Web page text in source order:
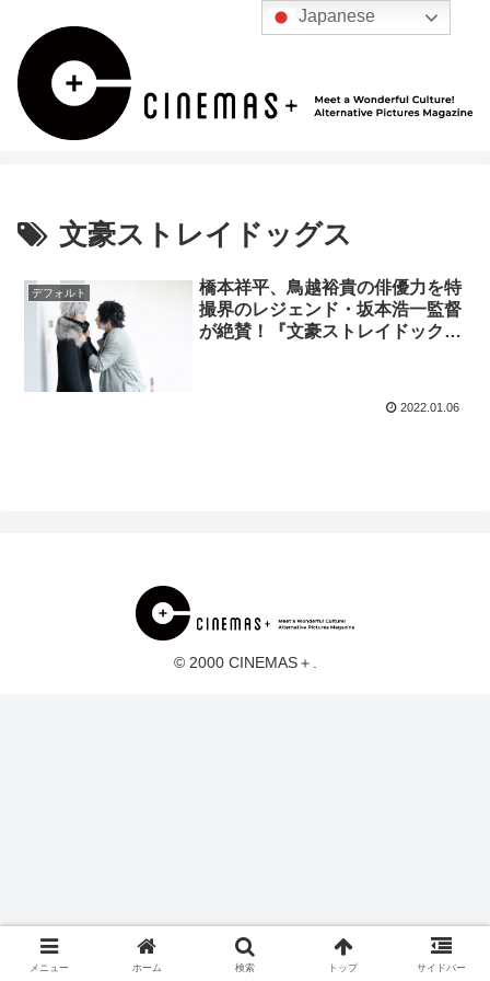
文豪ストレイドッグス
デフォルト
橋本祥平、鳥越裕貴の俳優力を特
撮界のレジェンド・坂本浩一監督
が絶賛！『文豪ストレイドックス
2022.01.06
© 2000 CINEMAS＋.
メニュー ホーム 検索 トップ サイドバー
Japanese